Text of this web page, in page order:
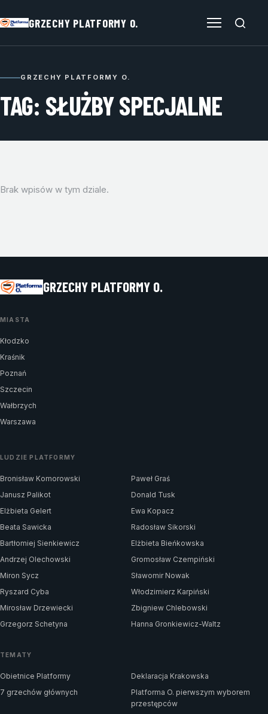
GRZECHY PLATFORMY O.
GRZECHY PLATFORMY O.
TAG: SŁUŻBY SPECJALNE
Brak wpisów w tym dziale.
GRZECHY PLATFORMY O.
MIASTA
Kłodzko
Kraśnik
Poznań
Szczecin
Wałbrzych
Warszawa
LUDZIE PLATFORMY
Bronisław Komorowski
Paweł Graś
Janusz Palikot
Donald Tusk
Elżbieta Gelert
Ewa Kopacz
Beata Sawicka
Radosław Sikorski
Bartłomiej Sienkiewicz
Elżbieta Bieńkowska
Andrzej Olechowski
Gromosław Czempiński
Miron Sycz
Sławomir Nowak
Ryszard Cyba
Włodzimierz Karpiński
Mirosław Drzewiecki
Zbigniew Chlebowski
Grzegorz Schetyna
Hanna Gronkiewicz-Waltz
TEMATY
Obietnice Platformy
Deklaracja Krakowska
7 grzechów głównych
Platforma O. pierwszym wyborem
przestępców